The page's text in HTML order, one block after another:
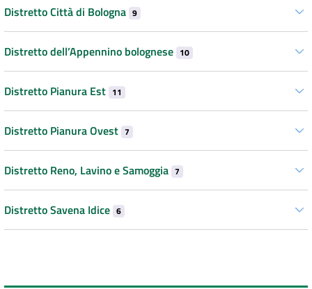
Distretto Città di Bologna 9
Distretto dell’Appennino bolognese 10
Distretto Pianura Est 11
Distretto Pianura Ovest 7
Distretto Reno, Lavino e Samoggia 7
Distretto Savena Idice 6